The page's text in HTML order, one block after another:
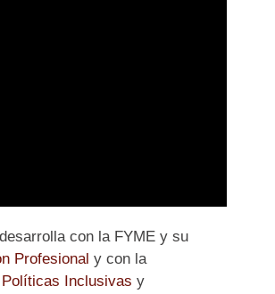
con la FYME y su
Profesional y con la
Inclusivas y